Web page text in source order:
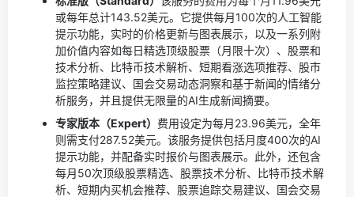
或每年总计143.52美元。它提供每月100次的人工智能
提示功能，实时的价格更新与图表展示，以及一系列附
加价值内容如每日精选顶级股票（月限十次）、股票和
技术分析、比特币技术解析、短期看涨选项推荐、股市
监控策略建议、国会交易动态洞察和基于新闻的情绪分
析服务，并且提供无限量的AI生成新闻摘要。
专家版本（Expert） 费用设定为每月23.96美元，全年
则需支付287.52美元。该服务提供包括月度400次的AI
提示功能，并配备实时报价与图表展示。此外，还包含
每月50次顶级股票精选、股票技术分析、比特币技术解
析、短期内买机会推荐、股票追踪交易建议、国会交易